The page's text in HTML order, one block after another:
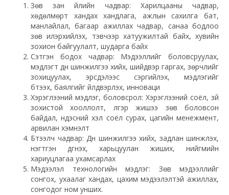
Зөв зан үйлийн чадвар: Харилцааны чадвар,
хөдөлмөрт хандах хандлага, ажлын сахилга бат,
манлайлал, багаар ажиллах чадвар, санаа бодлоо
зөв илэрхийлэх, тэвчээр хатуужилтай байх, хувийн
зохион байгуулалт, шударга байх
Сэтгэн бодох чадвар: Мэдээллийг боловсруулах,
мэдлэгт дүн шинжилгээ хийх, шийдвэр гаргах, зөрчлийг
зохицуулах, эрсдэлээс сэргийлэх, мэдлэгийг
бүтээх, баялгийг үйлдвэрлэх, инноваци
Хэрэглээний мэдлэг, боловсрол: Хэрэглээний соёл, зүй
зохистой хооллолт, үлгэр жишээ зөв боловсон
байдал, үндэсний хэл соёл сурах, цагийн менежмент,
арвилан хэмнэлт
Бүтээлч чадвар: Дүн шинжилгээ хийх, задлан шинжлэх,
нэгтгэн дүгнэх, харьцуулан жиших, нийгмийн
хариуцлагаа ухамсарлах
Мэдээлэл технологийн мэдлэг: Зөв мэдээллийг
сонгох, ухаалаг хандах, цахим мэдээлэлтэй ажиллах,
сонгодог ном унших.